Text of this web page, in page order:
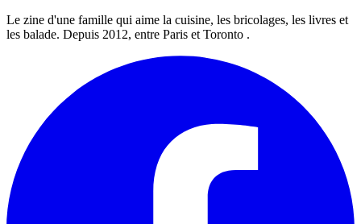
Le zine d'une famille qui aime la cuisine, les bricolages, les livres et
les balade. Depuis 2012, entre Paris et Toronto .